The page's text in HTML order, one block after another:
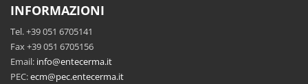
INFORMAZIONI
Tel. +39 051 6705141
Fax +39 051 6705156
Email: info@entecerma.it
PEC:ecm@pec.entecerma.it